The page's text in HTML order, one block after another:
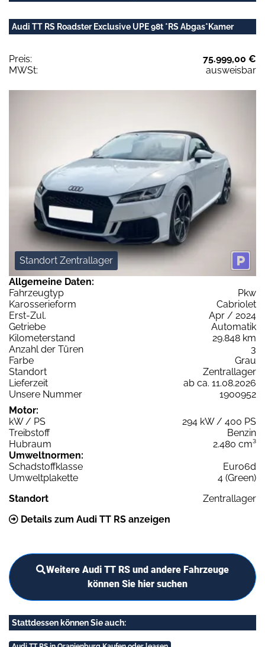
Audi TT RS Roadster Exclusive UPE 98t *RS Abgas*Kamer
Preis:
75.999,00 €
MWSt:
ausweisbar
Standort Zentrallager
Allgemeine Daten:
Fahrzeugtyp
Pkw
Karosserieform
Cabriolet
Erst-Zul.
Apr / 2024
Getriebe
Automatik
Kilometerstand
29.848 km
Anzahl der Türen
3
Farbe
Grau
Standort
Zentrallager
Lieferzeit
ab ca. 11.08.2026
Unsere Nummer
1900952
Motor:
kW / PS
294 kW / 400 PS
Treibstoff
Benzin
Hubraum
2.480 cm³
Umweltnormen:
Schadstoffklasse
Euro6d
Umweltplakette
4 (Green)
Standort
Zentrallager
Details zum Audi TT RS anzeigen
Weitere Audi TT RS und andere Fahrzeuge
können Sie hier suchen
Stattdessen können Sie auch: